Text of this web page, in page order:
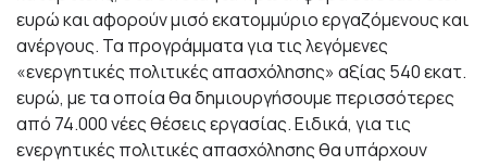
ευρώ και αφορούν μισό εκατομμύριο εργαζόμενους και
ανέργους. Τα προγράμματα για τις λεγόμενες
«ενεργητικές πολιτικές απασχόλησης» αξίας 540 εκατ.
ευρώ, με τα οποία θα δημιουργήσουμε περισσότερες
από 74.000 νέες θέσεις εργασίας. Ειδικά, για τις
ενεργητικές πολιτικές απασχόλησης θα υπάρχουν